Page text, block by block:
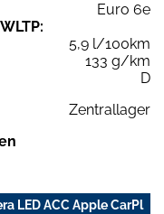
Euro 6e
5,9 l/100km
133 g/km
D
Zentrallager
LED ACC Apple CarPl